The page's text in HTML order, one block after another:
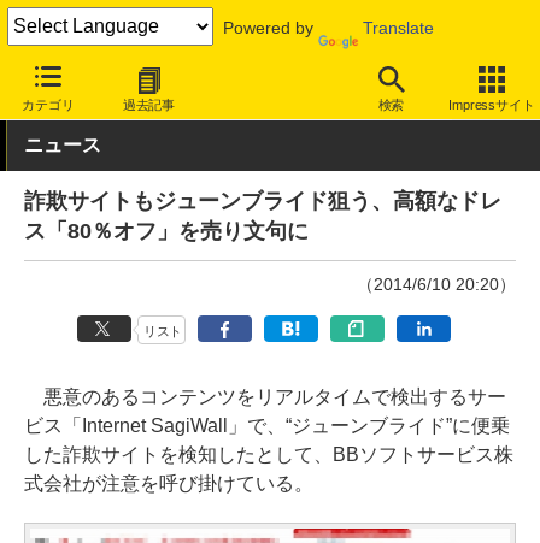
Powered by Translate
カテゴリ 過去記事 検索 Impressサイト
INTERNET Watch トピック その他
ニュース
詐欺サイトもジューンブライド狙う、高額なドレ
ス「80％オフ」を売り文句に
（2014/6/10 20:20）
リスト
悪意のあるコンテンツをリアルタイムで検出するサー
ビス「Internet SagiWall」で、“ジューンブライド”に便乗
した詐欺サイトを検知したとして、BBソフトサービス株
式会社が注意を呼び掛けている。